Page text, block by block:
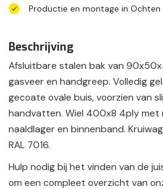
Productie en montage in Ochten
Beschrijving
Afsluitbare stalen bak van
gasveer en handgreep. Volledig
gecoate ovale buis, voorzien van
handvatten. Wiel 400x8 4ply met
naaldlager en binnenband.
RAL 7016.
Hulp nodig bij het vinden van de
om een compleet overzicht van